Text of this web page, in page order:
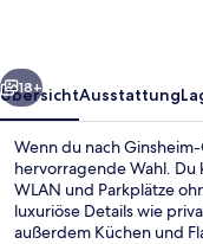
Weiter
18+
ÜbersichtAusstattung
Wenn du nach
hervorragende Wahl.
WLAN und Parkplätze
luxuriöse Details wie
außerdem Küchen und